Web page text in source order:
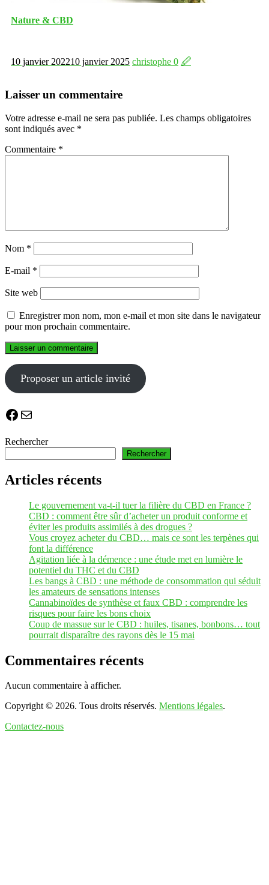
Nature & CBD
10 janvier 202210 janvier 2025 christophe 0 🖉
Laisser un commentaire
Votre adresse e-mail ne sera pas publiée. Les champs obligatoires
sont indiqués avec *
Commentaire *
Nom *
E-mail *
Site web
Enregistrer mon nom, mon e-mail et mon site dans le navigateur
pour mon prochain commentaire.
Proposer un article invité
Facebook
E-mail
Rechercher
Rechercher
Articles récents
Le gouvernement va-t-il tuer la filière du CBD en France ?
CBD : comment être sûr d’acheter un produit conforme et
éviter les produits assimilés à des drogues ?
Vous croyez acheter du CBD… mais ce sont les terpènes qui
font la différence
Agitation liée à la démence : une étude met en lumière le
potentiel du THC et du CBD
Les bangs à CBD : une méthode de consommation qui séduit
les amateurs de sensations intenses
Cannabinoïdes de synthèse et faux CBD : comprendre les
risques pour faire les bons choix
Coup de massue sur le CBD : huiles, tisanes, bonbons… tout
pourrait disparaître des rayons dès le 15 mai
Commentaires récents
Aucun commentaire à afficher.
Copyright © 2026. Tous droits réservés. Mentions légales.
Contactez-nous